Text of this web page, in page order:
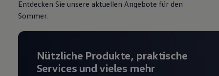
Entdecken Sie unsere aktuellen Angebote für den
Sommer.
Nützliche Produkte, praktische
Services und vieles mehr